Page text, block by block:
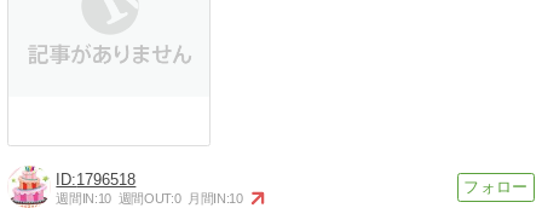
1796518
週間IN:10 週間OUT:0 月間IN:10